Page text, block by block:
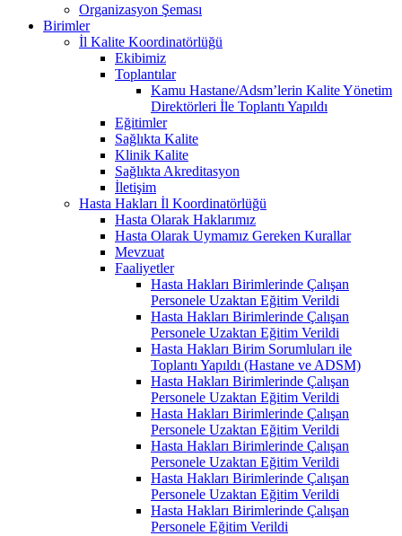
Organizasyon Şeması
Birimler
İl Kalite Koordinatörlüğü
Ekibimiz
Toplantılar
Kamu Hastane/Adsm’lerin Kalite Yönetim
Direktörleri İle Toplantı Yapıldı
Eğitimler
Sağlıkta Kalite
Klinik Kalite
Sağlıkta Akreditasyon
İletişim
Hasta Hakları İl Koordinatörlüğü
Hasta Olarak Haklarımız
Hasta Olarak Uymamız Gereken Kurallar
Mevzuat
Faaliyetler
Hasta Hakları Birimlerinde Çalışan
Personele Uzaktan Eğitim Verildi
Hasta Hakları Birimlerinde Çalışan
Personele Uzaktan Eğitim Verildi
Hasta Hakları Birim Sorumluları ile
Toplantı Yapıldı (Hastane ve ADSM)
Hasta Hakları Birimlerinde Çalışan
Personele Uzaktan Eğitim Verildi
Hasta Hakları Birimlerinde Çalışan
Personele Uzaktan Eğitim Verildi
Hasta Hakları Birimlerinde Çalışan
Personele Uzaktan Eğitim Verildi
Hasta Hakları Birimlerinde Çalışan
Personele Uzaktan Eğitim Verildi
Hasta Hakları Birimlerinde Çalışan
Personele Eğitim Verildi